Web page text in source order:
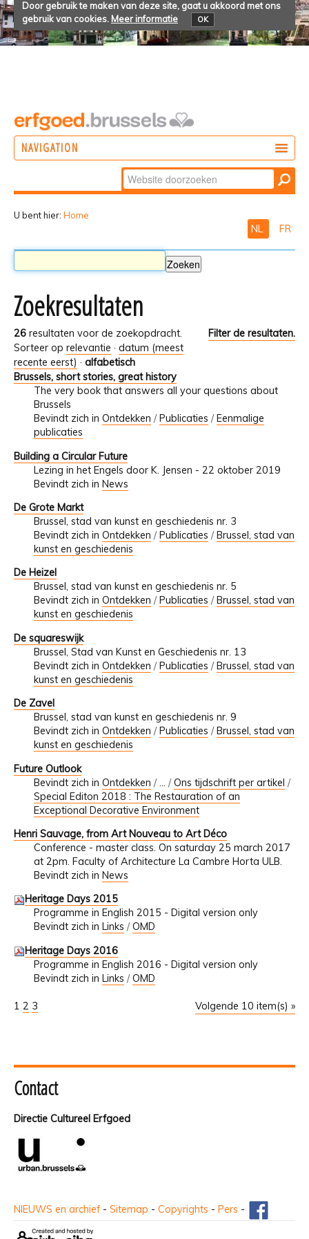
Door gebruik te maken van deze site, gaat u akkoord met ons
gebruik van cookies. Meer informatie OK
NAVIGATION
Zoek
Geavanceerd
U bent hier: Home
NL FR
Zoekresultaten
26 resultaten voor de zoekopdracht.
Filter de resultaten.
Sorteer op relevantie · datum (meest
recente eerst) · alfabetisch
Brussels, short stories, great history
The very book that answers all your questions about
Brussels
Bevindt zich in Ontdekken /Publicaties /Eenmalige
publicaties
Building a Circular Future
Lezing in het Engels door K. Jensen - 22 oktober 2019
Bevindt zich in News
De Grote Markt
Brussel, stad van kunst en geschiedenis nr. 3
Bevindt zich in Ontdekken /Publicaties /Brussel, stad van
kunst en geschiedenis
De Heizel
Brussel, stad van kunst en geschiedenis nr. 5
Bevindt zich in Ontdekken / Publicaties / Brussel, stad van
kunst en geschiedenis
De squareswijk
Brussel, Stad van Kunst en Geschiedenis nr. 13
Bevindt zich in Ontdekken /Publicaties /Brussel, stad van
kunst en geschiedenis
De Zavel
Brussel, stad van kunst en geschiedenis nr. 9
Bevindt zich in Ontdekken /Publicaties /Brussel, stad van
kunst en geschiedenis
Future Outlook
Bevindt zich in Ontdekken / /Ons tijdschrift per artikel /
Special Editon 2018 : The Restauration of an
Exceptional Decorative Environment
Henri Sauvage, from Art Nouveau to Art Déco
Conference - master class. On saturday 25 march 2017
at 2pm. Faculty of Architecture La Cambre Horta ULB.
Bevindt zich in News
Heritage Days 2015
Programme in English 2015 - Digital version only
Bevindt zich in Links /OMD
Heritage Days 2016
Programme in English 2016 - Digital version only
Bevindt zich in Links /OMD
Volgende 10 item(s) »
1 2 3
Contact
Directie Cultureel Erfgoed
NIEUWS en archief - Sitemap - Copyrights - Pers -